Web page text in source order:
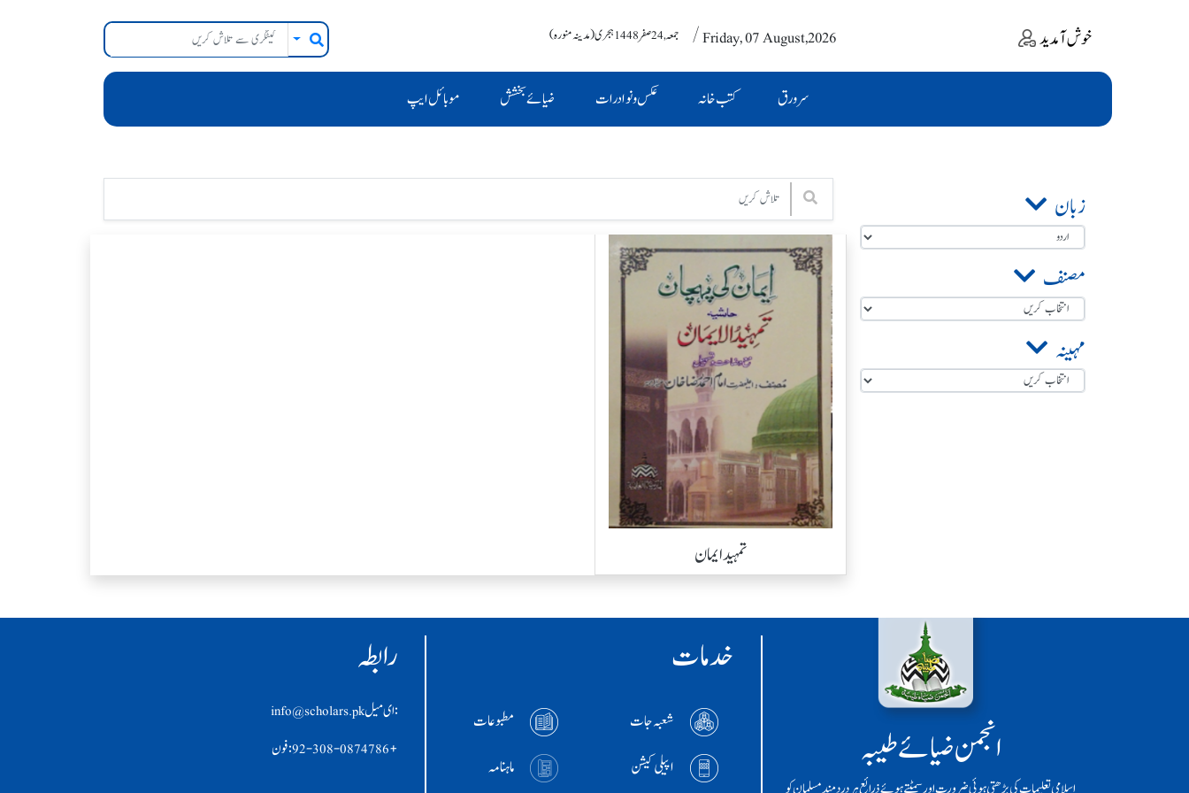
جمعہ , 24 صفر 1448 ہجری (مدینہ منورہ) / Friday, 07 August,2026 خوش آمدید
سرورق کتب خانہ عکس و نوادرات ضیائے بخشش موبائل ایپ
زبان
مصنف
مہینہ
تمہید ایمان
انجمن ضیائے طیبہ
خدمات
شعبہ جات
مطبوعات
اپیلی کیشن
ماہنامہ
رابطہ
:ای ميل info@scholars.pk
+92-308-0874786 :فون